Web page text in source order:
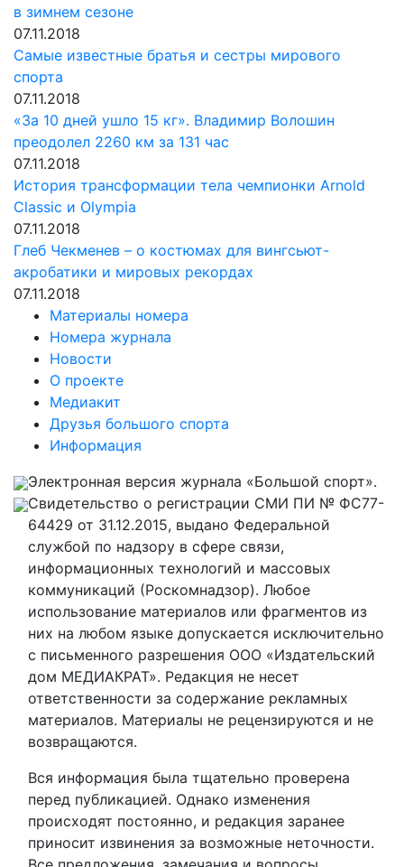
в зимнем сезоне
07.11.2018
Самые известные братья и сестры мирового
спорта
07.11.2018
«За 10 дней ушло 15 кг». Владимир Волошин
преодолел 2260 км за 131 час
07.11.2018
История трансформации тела чемпионки Arnold
Classic и Olympia
07.11.2018
Глеб Чекменев – о костюмах для вингсьют-
акробатики и мировых рекордах
07.11.2018
Материалы номера
Номера журнала
Новости
О проекте
Медиакит
Друзья большого спорта
Информация
Электронная версия журнала «Большой спорт».
Свидетельство о регистрации СМИ ПИ № ФС77-
64429 от 31.12.2015, выдано Федеральной
службой по надзору в сфере связи,
информационных технологий и массовых
коммуникаций (Роскомнадзор). Любое
использование материалов или фрагментов из
них на любом языке допускается исключительно
с письменного разрешения ООО «Издательский
дом МЕДИАКРАТ». Редакция не несет
ответственности за содержание рекламных
материалов. Материалы не рецензируются и не
возвращаются.
Вся информация была тщательно проверена
перед публикацией. Однако изменения
происходят постоянно, и редакция заранее
приносит извинения за возможные неточности.